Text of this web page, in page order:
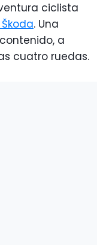
ciclista
. Una
a
cuatro ruedas.